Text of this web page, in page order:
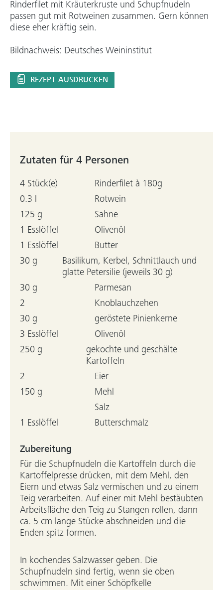
Rinderfilet mit Kräuterkruste und Schupfnudeln
passen gut mit Rotweinen zusammen. Gern können
diese eher kräftig sein.
Bildnachweis: Deutsches Weininstitut
REZEPT AUSDRUCKEN
Zutaten für 4 Personen
4 Stück(e)
Rinderfilet à 180g
0.3 l
Rotwein
125 g
Sahne
1 Esslöffel
Olivenöl
1 Esslöffel
Butter
30 g
Basilikum, Kerbel, Schnittlauch und
glatte Petersilie (jeweils 30 g)
30 g
Parmesan
2
Knoblauchzehen
30 g
geröstete Pinienkerne
3 Esslöffel
Olivenöl
250 g
gekochte und geschälte
Kartoffeln
2
Eier
150 g
Mehl
Salz
1 Esslöffel
Butterschmalz
Zubereitung
Für die Schupfnudeln die Kartoffeln durch die
Kartoffelpresse drücken, mit dem Mehl, den
Eiern und etwas Salz vermischen und zu einem
Teig verarbeiten. Auf einer mit Mehl bestäubten
Arbeitsfläche den Teig zu Stangen rollen, dann
ca. 5 cm lange Stücke abschneiden und die
Enden spitz formen.
In kochendes Salzwasser geben. Die
Schupfnudeln sind fertig, wenn sie oben
schwimmen. Mit einer Schöpfkelle